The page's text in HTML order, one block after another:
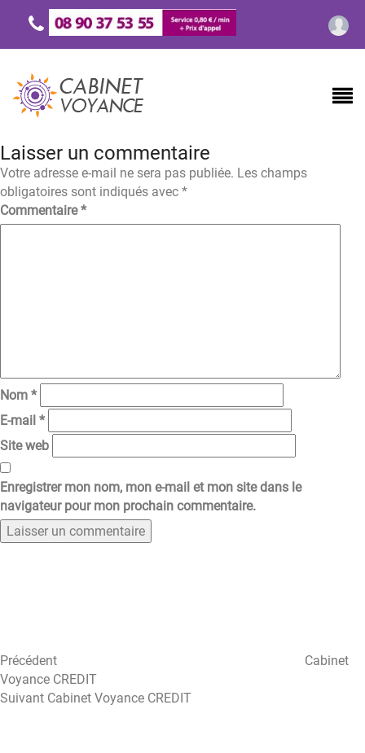
Laisser un commentaire
Votre adresse e-mail ne sera pas publiée. Les champs
obligatoires sont indiqués avec *
Commentaire*
Nom *
E-mail *
Site web
Enregistrer mon nom, mon e-mail et mon site dans le
navigateur pour mon prochain commentaire.
Précédent
Cabinet
Voyance CREDIT
Article
Suivant Cabinet Voyance CREDIT